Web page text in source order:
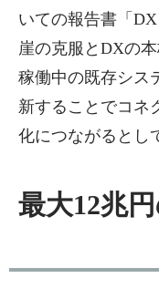
いての報告書「
崖の克服とDXの
稼働中の既存シス
新することでコネ
化につながるとし
最大12兆